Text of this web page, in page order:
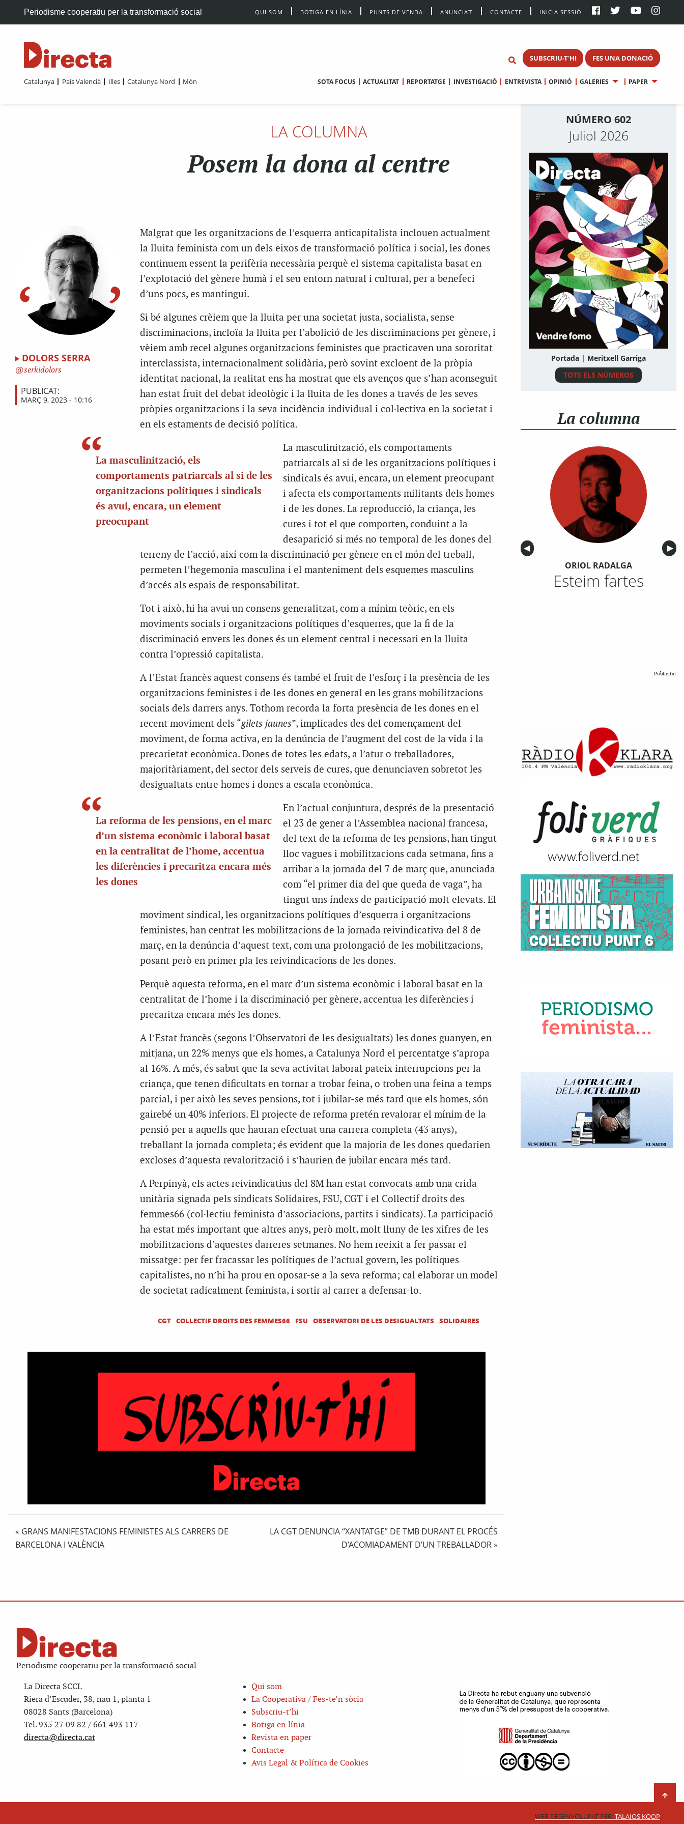
Periodisme cooperatiu per la transformació social QUI SOM BOTIGA EN LÍNIA PUNTS DE VENDA ANUNCIA’T CONTACTE INICIA SESSIÓ
SUBSCRIU-T'HI FES UNA DONACIÓ
Catalunya País Valencià Illes Catalunya Nord Món SOTA FOCUS ACTUALITAT REPORTATGE INVESTIGACIÓ ENTREVISTA OPINIÓ GALERIES PAPER
LA COLUMNA
Posem la dona al centre
DOLORS SERRA
serkidolors
PUBLICAT:
MARÇ 9, 2023 - 10:16
Malgrat que les organitzacions de l’esquerra anticapitalista inclouen actualment
la lluita feminista com un dels eixos de transformació política i social, les dones
continuem essent la perifèria necessària perquè el sistema capitalista basat en
l’explotació del gènere humà i el seu entorn natural i cultural, per a benefeci
d’uns pocs, es mantingui.
Si bé algunes crèiem que la lluita per una societat justa, socialista, sense
discriminacions, incloïa la lluita per l’abolició de les discriminacions per gènere, i
vèiem amb recel algunes organitzacions feministes que practicaven una sororitat
interclassista, internacionalment solidària, però sovint excloent de la pròpia
identitat nacional, la realitat ens ha mostrat que els avenços que s’han aconseguit
han estat fruit del debat ideològic i la lluita de les dones a través de les seves
pròpies organitzacions i la seva incidència individual i col·lectiva en la societat i
en els estaments de decisió política.
La masculinització, els
comportaments patriarcals al si de les
organitzacions polítiques i sindicals
és avui, encara, un element
preocupant
La masculinització, els comportaments
patriarcals al si de les organitzacions polítiques i
sindicals és avui, encara, un element preocupant
i afecta els comportaments militants dels homes
i de les dones. La reproducció, la criança, les
cures i tot el que comporten, conduint a la
desaparició si més no temporal de les dones del
terreny de l’acció, així com la discriminació per gènere en el món del treball,
permeten l’hegemonia masculina i el manteniment dels esquemes masculins
d’accés als espais de responsabilitat.
Tot i això, hi ha avui un consens generalitzat, com a mínim teòric, en els
moviments socials i organitzacions polítiques d’esquerres, que la fi de la
discriminació envers les dones és un element central i necessari en la lluita
contra l’opressió capitalista.
A l’Estat francès aquest consens és també el fruit de l’esforç i la presència de les
organitzacions feministes i de les dones en general en les grans mobilitzacions
socials dels darrers anys. Tothom recorda la forta presència de les dones en el
recent moviment dels “gilets jaunes”, implicades des del començament del
moviment, de forma activa, en la denúncia de l’augment del cost de la vida i la
precarietat econòmica. Dones de totes les edats, a l’atur o treballadores,
majoritàriament, del sector dels serveis de cures, que denunciaven sobretot les
desigualtats entre homes i dones a escala econòmica.
La reforma de les pensions, en el marc
d’un sistema econòmic i laboral basat
en la centralitat de l’home, accentua
les diferències i precaritza encara més
les dones
En l’actual conjuntura, després de la presentació
el 23 de gener a l’Assemblea nacional francesa,
del text de la reforma de les pensions, han tingut
lloc vagues i mobilitzacions cada setmana, fins a
arribar a la jornada del 7 de març que, anunciada
com “el primer dia del que queda de vaga”, ha
tingut uns índexs de participació molt elevats. El
moviment sindical, les organitzacions polítiques d’esquerra i organitzacions
feministes, han centrat les mobilitzacions de la jornada reivindicativa del 8 de
març, en la denúncia d’aquest text, com una prolongació de les mobilitzacions,
posant però en primer pla les reivindicacions de les dones.
Perquè aquesta reforma, en el marc d’un sistema econòmic i laboral basat en la
centralitat de l’home i la discriminació per gènere, accentua les diferències i
precaritza encara més les dones.
A l’Estat francès (segons l’Observatori de les desigualtats) les dones guanyen, en
mitjana, un 22% menys que els homes, a Catalunya Nord el percentatge s’apropa
al 16%. A més, és sabut que la seva activitat laboral pateix interrupcions per la
criança, que tenen dificultats en tornar a trobar feina, o troben una feina a temps
parcial, i per això les seves pensions, tot i jubilar-se més tard que els homes, són
gairebé un 40% inferiors. El projecte de reforma pretén revalorar el mínim de la
pensió per a aquells que hauran efectuat una carrera completa (43 anys),
treballant la jornada completa; és evident que la majoria de les dones quedarien
excloses d’aquesta revalorització i s’haurien de jubilar encara més tard.
A Perpinyà, els actes reivindicatius del 8M han estat convocats amb una crida
unitària signada pels sindicats Solidaires, FSU, CGT i el Collectif droits des
femmes66 (col·lectiu feminista d’associacions, partits i sindicats). La participació
ha estat més important que altres anys, però molt, molt lluny de les xifres de les
mobilitzacions d’aquestes darreres setmanes. No hem reeixit a fer passar el
missatge: per fer fracassar les polítiques de l’actual govern, les polítiques
capitalistes, no n’hi ha prou en oposar-se a la seva reforma; cal elaborar un model
de societat radicalment feminista, i sortir al carrer a defensar-lo.
CGT COLLECTIF DROITS DES FEMMES66 FSU OBSERVATORI DE LES DESIGUALTATS SOLIDAIRES
« GRANS MANIFESTACIONS FEMINISTES ALS CARRERS DE
BARCELONA I VALÈNCIA
LA CGT DENUNCIA “XANTATGE” DE TMB DURANT EL PROCÉS
D’ACOMIADAMENT D’UN TREBALLADOR »
NÚMERO 602
Juliol 2026
Portada | Meritxell Garriga
TOTS ELS NÚMEROS
La columna
Anterior
◀︎ ▶︎
ORIOL RADALGA
Esteim fartes
Publicitat
Periodisme cooperatiu per la transformació social
La Directa SCCL
Riera d’Escuder, 38, nau 1, planta 1
08028 Sants (Barcelona)
Tel. 935 27 09 82 / 661 493 117
directa@directa.cat
Qui som
La Cooperativa / Fes-te’n sòcia
Subscriu-t’hi
Botiga en línia
Revista en paper
Contacte
Avis Legal & Política de Cookies
WEB DESENVOLUPAT PER:TALAIOS KOOP